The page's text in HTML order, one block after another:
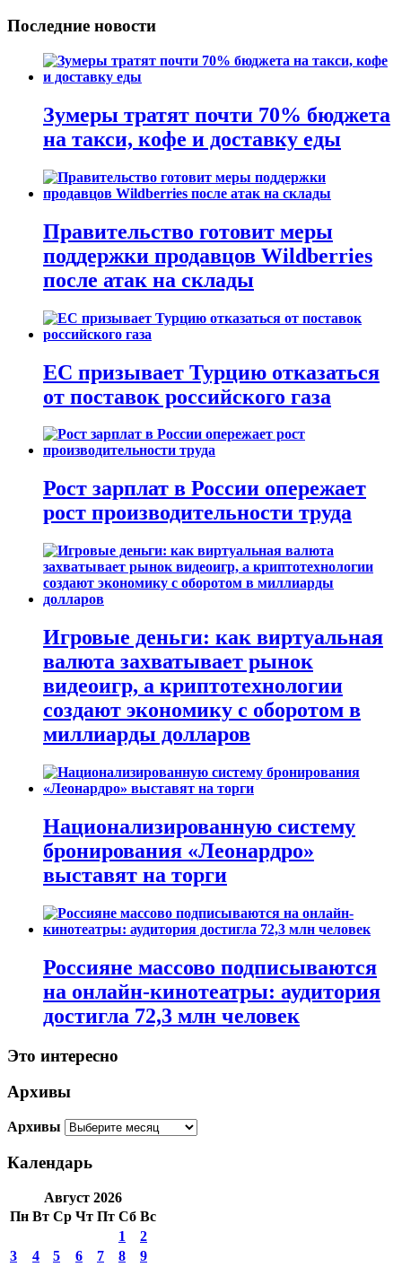
Последние новости
Зумеры тратят почти 70% бюджета
на такси, кофе и доставку еды
Правительство готовит меры
поддержки продавцов Wildberries
после атак на склады
ЕС призывает Турцию отказаться
от поставок российского газа
Рост зарплат в России опережает
рост производительности труда
Игровые деньги: как виртуальная
валюта захватывает рынок
видеоигр, а криптотехнологии
создают экономику с оборотом в
миллиарды долларов
Национализированную систему
бронирования «Леонардро»
выставят на торги
Россияне массово подписываются
на онлайн-кинотеатры: аудитория
достигла 72,3 млн человек
Это интересно
Архивы
Архивы
Календарь
Август 2026
Пн Вт Ср Чт Пт Сб Вс
1
2
3
4 5 6 7 8 9